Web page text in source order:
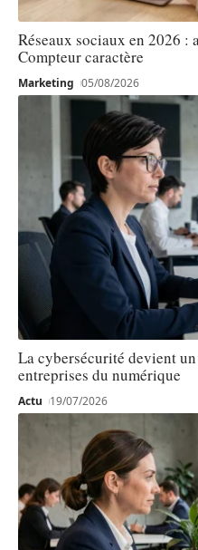
Réseaux sociaux en 2026 :
Compteur caractère
Marketing 05/08/2026
La cybersécurité devient
entreprises du numérique
Actu 19/07/2026